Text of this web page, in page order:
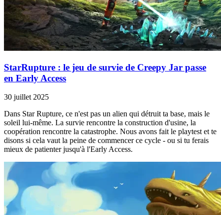
StarRupture : le jeu de survie de Creepy Jar passe
en Early Access
30 juillet 2025
Dans Star Rupture, ce n'est pas un alien qui détruit ta base, mais le
soleil lui-même. La survie rencontre la construction d'usine, la
coopération rencontre la catastrophe. Nous avons fait le playtest et te
disons si cela vaut la peine de commencer ce cycle - ou si tu ferais
mieux de patienter jusqu'à l'Early Access.